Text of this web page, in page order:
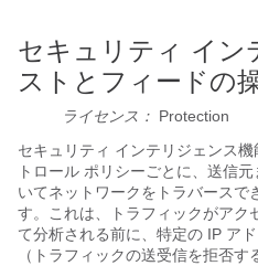
セキュリティ イン
ストとフィードの
ライセンス： Protection
セキュリティ インテリジェンス
トロール ポリシーごとに、送信
いてネットワークをトラバースで
す。これは、トラフィックがアク
て分析される前に、特定の IP ア
（トラフィックの送受信を拒否